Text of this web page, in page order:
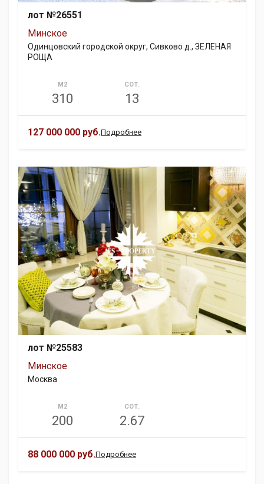
лот №26551
Минское
Одинцовский городской округ, Сивково д., ЗЕЛЕНАЯ
РОЩА
М2
310
СОТ.
13
127 000 000 руб.Подробнее
лот №25583
Минское
Москва
М2
200
СОТ.
2.67
88 000 000 руб.Подробнее